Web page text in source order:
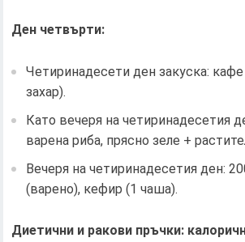
Ден четвърти:
Четиринадесети ден закуска: кафе
захар).
Като вечеря на четиринадесетия
варена риба, прясно зеле +
Вечеря на четиринадесетия ден:
(варено), кефир (1 чаша).
Диетични и ракови пръчки: